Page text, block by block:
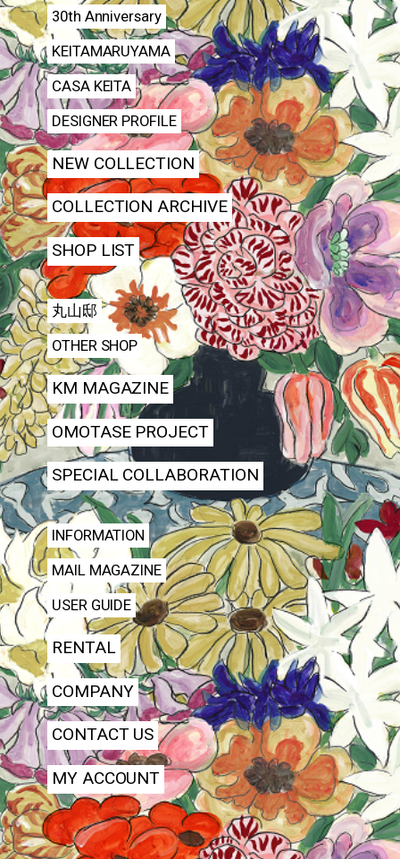
30th Anniversary
KEITAMARUYAMA
CASA KEITA
DESIGNER PROFILE
NEW COLLECTION
COLLECTION ARCHIVE
SHOP LIST
丸山邸
OTHER SHOP
KM MAGAZINE
OMOTASE PROJECT
SPECIAL COLLABORATION
INFORMATION
MAIL MAGAZINE
USER GUIDE
RENTAL
COMPANY
CONTACT US
MY ACCOUNT